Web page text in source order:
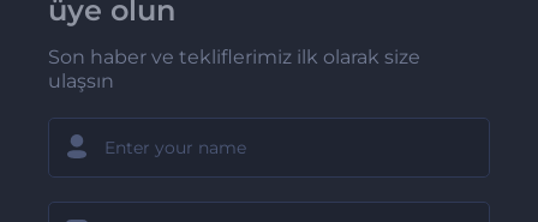
üye olun
Son haber ve tekliflerimiz ilk olarak size
ulaşsın